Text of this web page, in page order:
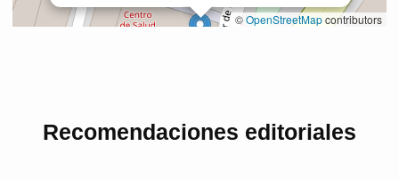
Recomendaciones editoriales